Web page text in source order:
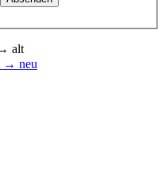
alt
→ neu